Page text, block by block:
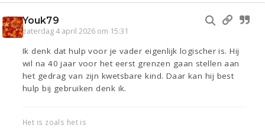
Youk79
zaterdag 4 april 2026 om 15:31
Ik denk dat hulp voor je vader eigenlijk logischer is. Hij
wil na 40 jaar voor het eerst grenzen gaan stellen aan
het gedrag van zijn kwetsbare kind. Daar kan hij best
hulp bij gebruiken denk ik.
Het is zoals het is